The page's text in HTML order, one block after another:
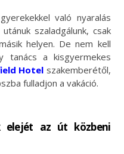
való nyaralás
szaladgálunk, csak
helyen. De nem kell
tanács a kisgyermekes
Hotel szakemberétől,
fulladjon a vakáció.
elejét az út közbeni